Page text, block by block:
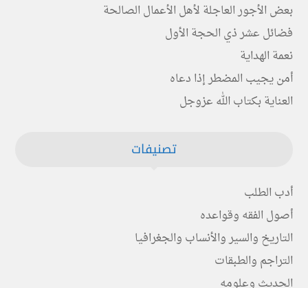
بعض الأجور العاجلة لأهل الأعمال الصالحة
فضائل عشر ذي الحجة الأول
نعمة الهداية
أمن يجيب المضطر إذا دعاه
العناية بكتاب الله عزوجل
تصنيفات
أدب الطلب
أصول الفقه وقواعده
التاريخ والسير والأنساب والجغرافيا
التراجم والطبقات
الحديث وعلومه